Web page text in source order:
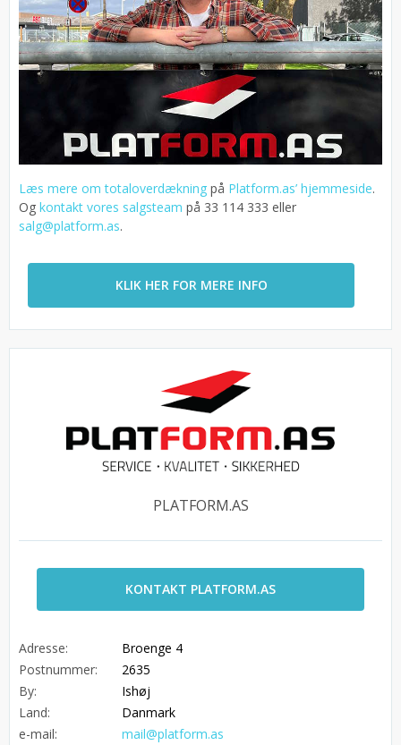
Læs mere om totaloverdækning på Platform.as’ hjemmeside.
Og kontakt vores salgsteam på 33 114 333 eller
salg@platform.as.
KLIK HER FOR MERE INFO
PLATFORM.AS
KONTAKT PLATFORM.AS
Adresse:
Broenge 4
Postnummer:
2635
By:
Ishøj
Land:
Danmark
e-mail:
mail@platform.as